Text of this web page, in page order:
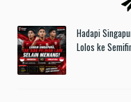
Hadapi
Lolos ke